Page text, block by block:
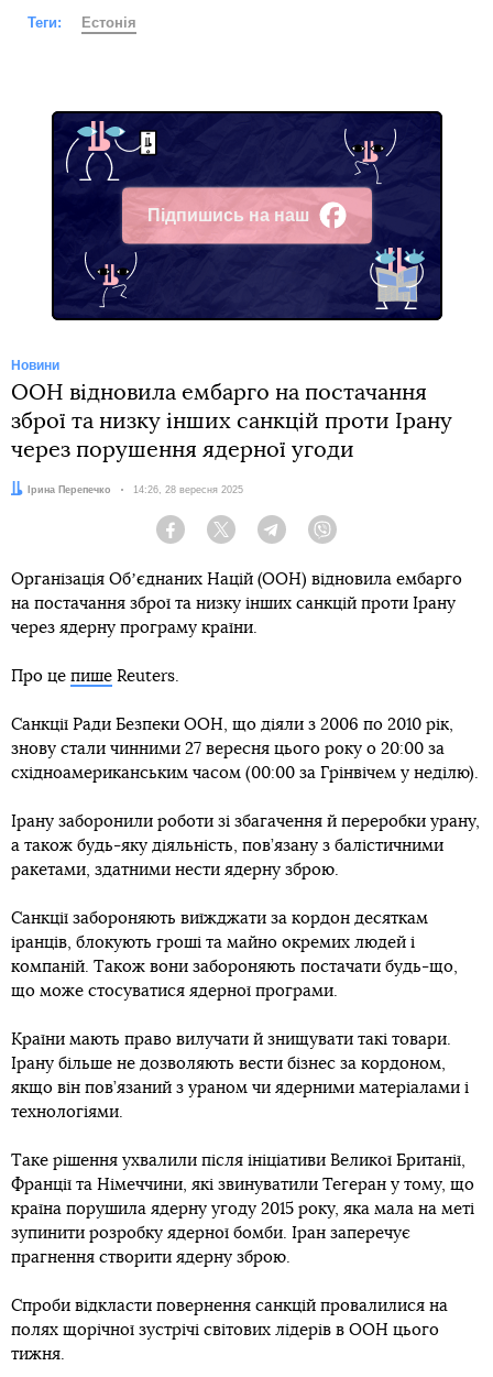
Теги: Естонія
Підпишись на наш
Facebook
Новини
ООН відновила ембарго на постачання
зброї та низку інших санкцій проти Ірану
через порушення ядерної угоди
Автор:Ірина Перепечко Дата:
14:26, 28 вересня 2025
Facebook Twitter Telegram
Організація Обʼєднаних Націй (ООН) відновила ембарго
на постачання зброї та низку інших санкцій проти Ірану
через ядерну програму країни.
Про це пише Reuters.
Санкції Ради Безпеки ООН, що діяли з 2006 по 2010 рік,
знову стали чинними 27 вересня цього року о 20:00 за
східноамериканським часом (00:00 за Грінвічем у неділю).
Ірану заборонили роботи зі збагачення й переробки урану,
а також будь-яку діяльність, пов’язану з балістичними
ракетами, здатними нести ядерну зброю.
Санкції забороняють виїжджати за кордон десяткам
іранців, блокують гроші та майно окремих людей і
компаній. Також вони забороняють постачати будь-що,
що може стосуватися ядерної програми.
Країни мають право вилучати й знищувати такі товари.
Ірану більше не дозволяють вести бізнес за кордоном,
якщо він пов’язаний з ураном чи ядерними матеріалами і
технологіями.
Таке рішення ухвалили після ініціативи Великої Британії,
Франції та Німеччини, які звинуватили Тегеран у тому, що
країна порушила ядерну угоду 2015 року, яка мала на меті
зупинити розробку ядерної бомби. Іран заперечує
прагнення створити ядерну зброю.
Спроби відкласти повернення санкцій провалилися на
полях щорічної зустрічі світових лідерів в ООН цього
тижня.